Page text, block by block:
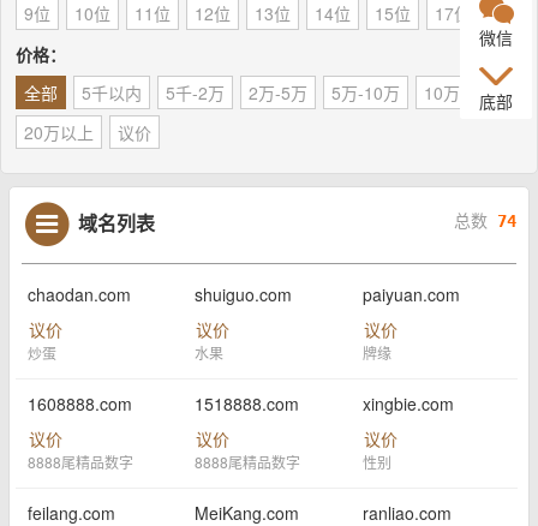
9位
10位 11位 12位 13位 14位 15位
17位
价格：
全部
5千以内 5千-2万 2万-5万 5万-10万
10万-20万
20万以上
议价
域名列表 总数 74
chaodan.com
议价
炒蛋
shuiguo.com
议价
水果
paiyuan.com
议价
牌缘
1608888.com
议价
8888尾精品数字
1518888.com
议价
8888尾精品数字
xingbie.com
议价
性别
feilang.com
MeiKang.com
ranliao.com
微信
底部